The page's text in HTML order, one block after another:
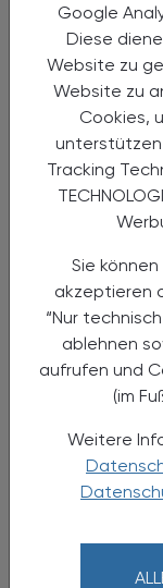
Google
Diese
Website zu
Website zu
Cookies,
unterstützen
Tracking
Sie
akzeptieren
“Nur
ablehnen
aufrufen und
(im
Weitere
03.10.2024 ,
ab 18.30 Uhr)